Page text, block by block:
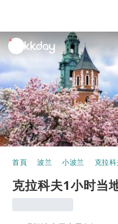
unread
notifications
首頁 波兰 小波兰 克拉科
克拉科夫1小时当